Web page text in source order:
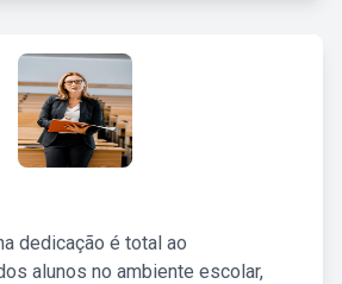
dedicação é total ao
alunos no ambiente escolar,